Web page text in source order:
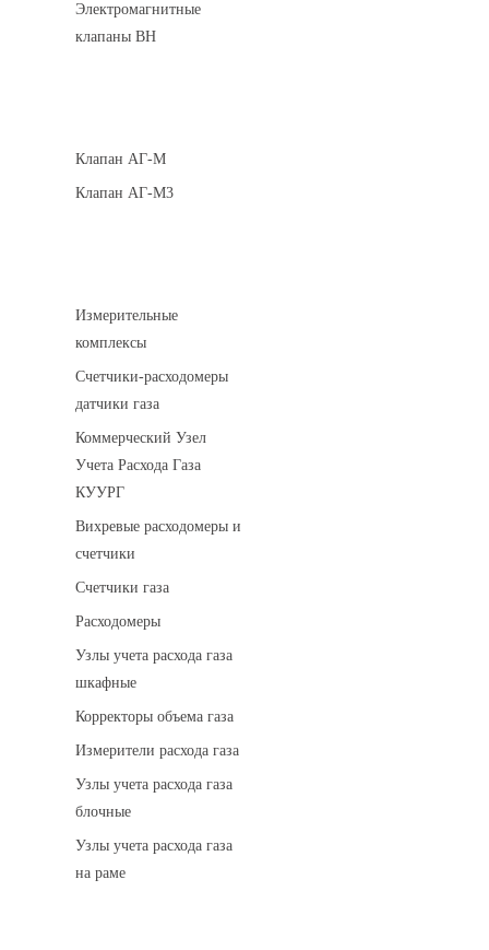
Электромагнитные
клапаны ВН
Клапан АГ-М
Клапан АГ-М3
Измерительные
комплексы
Счетчики-расходомеры
датчики газа
Коммерческий Узел
Учета Расхода Газа
КУУРГ
Вихревые расходомеры и
счетчики
Счетчики газа
Расходомеры
Узлы учета расхода газа
шкафные
Корректоры объема газа
Измерители расхода газа
Узлы учета расхода газа
блочные
Узлы учета расхода газа
на раме